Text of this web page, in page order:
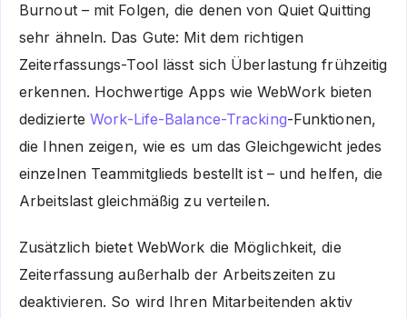
Burnout – mit Folgen, die denen von Quiet Quitting
sehr ähneln. Das Gute: Mit dem richtigen
Zeiterfassungs-Tool lässt sich Überlastung frühzeitig
erkennen. Hochwertige Apps wie WebWork bieten
dedizierteWork-Life-Balance-Tracking-Funktionen,
die Ihnen zeigen, wie es um das Gleichgewicht jedes
einzelnen Teammitglieds bestellt ist – und helfen, die
Arbeitslast gleichmäßig zu verteilen.
Zusätzlich bietet WebWork die Möglichkeit, die
Zeiterfassung außerhalb der Arbeitszeiten zu
deaktivieren. So wird Ihren Mitarbeitenden aktiv